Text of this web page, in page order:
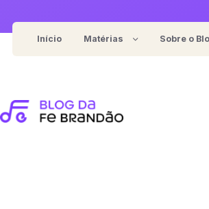
para
Início
Matérias
Entrevistas
For represent cooking recipes
Sobre o